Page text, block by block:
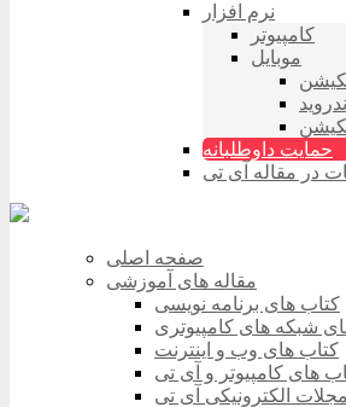
نرم افزار
کامپیوتر
موبایل
حمایت داوطلبانه
در مقاله آی تی
صفحه اصلی
مقاله های آموزشی
کتاب های برنامه نویسی
شبکه های کامپیوتری
کتاب های وب و اینترنت
های کامپیوتر و آی تی
مجلات الکترونیکی آی تی